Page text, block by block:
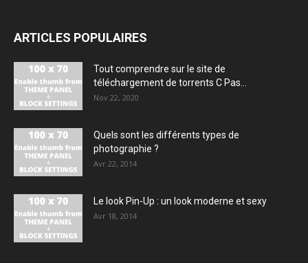
ARTICLES POPULAIRES
Tout comprendre sur le site de
téléchargement de torrents C Pas...
Nov 22, 2020
Quels sont les différents types de
photographie ?
Avr 22, 2014
Le look Pin-Up : un look moderne et sexy
Avr 18, 2014